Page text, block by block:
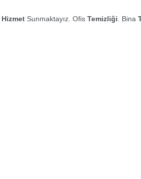
Hizmet Sunmaktayız. Ofis Temizliği . Bina